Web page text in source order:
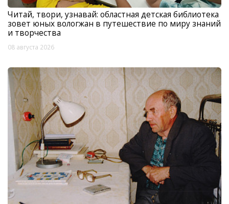
Читай, твори, узнавай: областная детская библиотека
зовет юных вологжан в путешествие по миру знаний
и творчества
08 августа 2026